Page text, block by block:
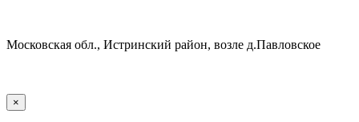
Московская обл., Истринский район, возле д.Павловское
×